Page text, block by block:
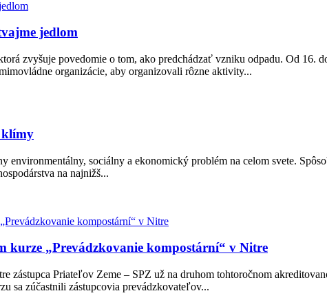
jedlom
zvyšuje povedomie o tom, ako predchádzať vzniku odpadu. Od 16.
organizácie, aby organizovali rôzne aktivity...
klímy
environmentálny, sociálny a ekonomický problém na celom svete.
na najnižš...
kurze „Prevádzkovanie kompostární“ v Nitre
zástupca Priateľov Zeme – SPZ už na druhom tohtoročnom
sa zúčastnili zástupcovia prevádzkovateľov...